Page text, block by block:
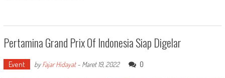
Pertamina Grand Prix Of Indonesia Siap Digelar
Event byFajar Hidayat- Maret 19, 2022 0